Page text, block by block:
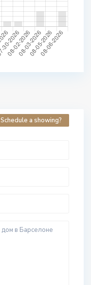
Schedule a showing?